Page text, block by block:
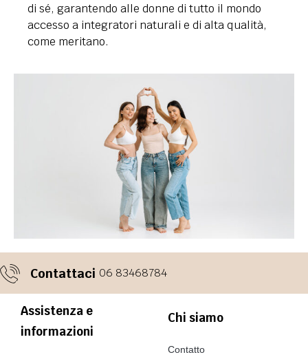
di sé, garantendo alle donne di tutto il mondo
accesso a integratori naturali e di alta qualità,
come meritano.
Contattaci 06 83468784
Assistenza e
informazioni
Chi siamo
Contatto